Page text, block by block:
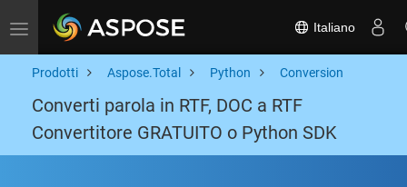
Toggle navigation Italiano
Prodotti Aspose.Total Python Conversion
Converti parola in RTF, DOC a RTF
Convertitore GRATUITO o Python SDK